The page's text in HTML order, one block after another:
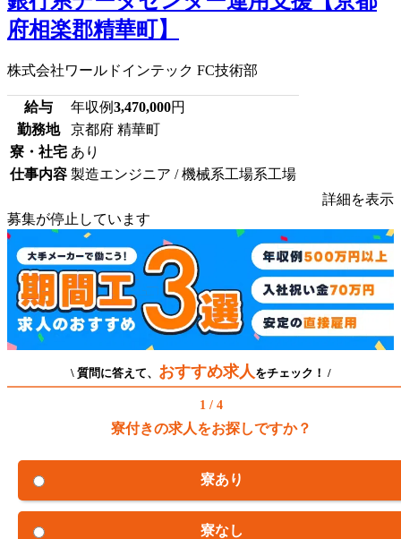
府相楽郡精華町】
株式会社ワールドインテック FC技術部
給与 年収例3,470,000円
勤務地
京都府 精華町
寮・社宅 あり
仕事内容 製造エンジニア / 機械系工場系工場
詳細を表示
募集が停止しています
\ 質問に答えて、 おすすめ求人 をチェック！ /
1 / 4
寮付きの求人をお探しですか？
寮あり
寮なし